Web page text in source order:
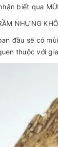
biết qua
đầu sẽ có
thuộc với